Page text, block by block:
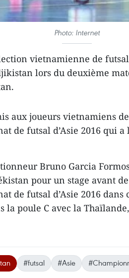
Photo: Internet
vietnamienne de
lors du deuxième
aux joueurs vietnamiens
de futsal d’Asie 2016 qui
Bruno Garcia
pour un stage avant
de futsal d’Asie 2016 dans
la poule C avec la
#futsal #Asie